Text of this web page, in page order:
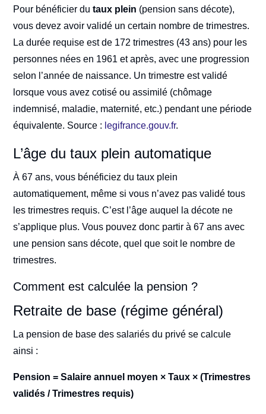
Pour bénéficier dutaux plein (pension sans décote),
vous devez avoir validé un certain nombre de trimestres.
La durée requise est de 172 trimestres (43 ans) pour les
personnes nées en 1961 et après, avec une progression
selon l’année de naissance. Un trimestre est validé
lorsque vous avez cotisé ou assimilé (chômage
indemnisé, maladie, maternité, etc.) pendant une période
équivalente. Source : legifrance.gouv.fr.
L’âge du taux plein automatique
À 67 ans, vous bénéficiez du taux plein
automatiquement, même si vous n’avez pas validé tous
les trimestres requis. C’est l’âge auquel la décote ne
s’applique plus. Vous pouvez donc partir à 67 ans avec
une pension sans décote, quel que soit le nombre de
trimestres.
Comment est calculée la pension ?
Retraite de base (régime général)
La pension de base des salariés du privé se calcule
ainsi :
Pension = Salaire annuel moyen × Taux × (Trimestres
validés / Trimestres requis)